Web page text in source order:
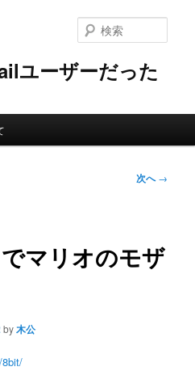
ユーザーだった
索
次へ→
マリオのモザ
by木公